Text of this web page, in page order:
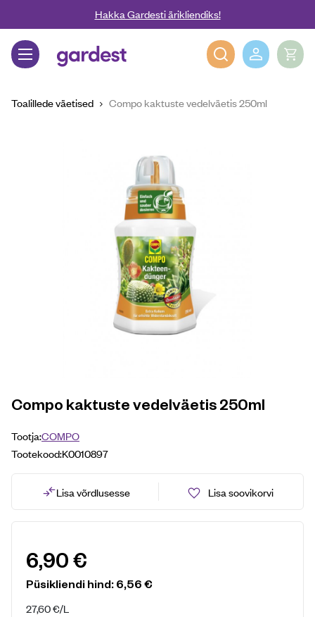
Liigu edasi põhisisu juurdeHakka Gardesti ärikliendiks!
Gardest
Toalillede väetised Compo kaktuste vedelväetis 250ml
Compo kaktuste vedelväetis 250ml
Tootja:COMPO
Tootekood:K0010897
Lisa võrdlusesse Lisa soovikorvi
6,90€
Püsikliendi hind:6,56€
27,60€/L